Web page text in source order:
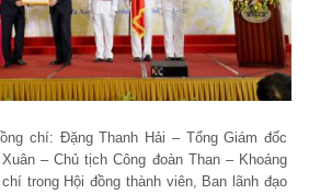
chí: Đặng Thanh Hải – Tổng Giám đốc
– Chủ tịch Công đoàn Than – Khoáng
trong Hội đồng thành viên, Ban lãnh đạo